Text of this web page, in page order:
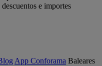
e importes
App Conforama Baleares